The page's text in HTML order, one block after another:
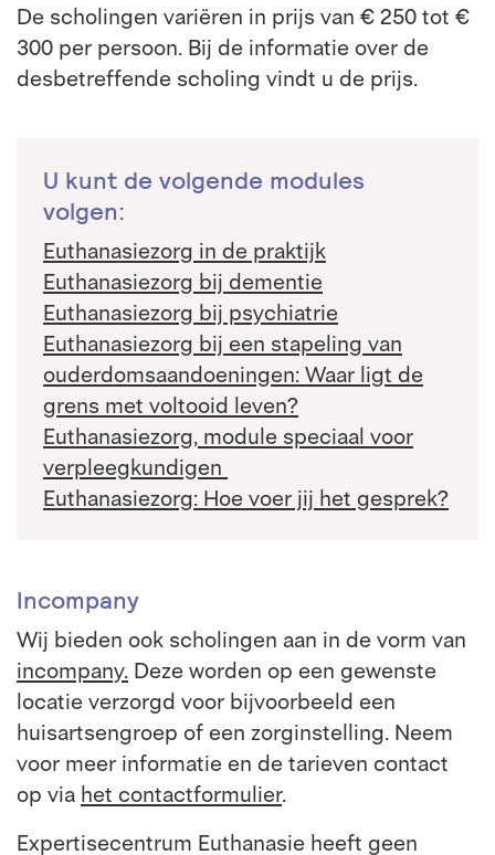
De scholingen variëren in prijs van € 250 tot €
300 per persoon. Bij de informatie over de
desbetreffende scholing vindt u de prijs.
U kunt de volgende modules
volgen:
Euthanasiezorg in de praktijk
Euthanasiezorg bij dementie
Euthanasiezorg bij psychiatrie
Euthanasiezorg bij een stapeling van
ouderdomsaandoeningen: Waar ligt de
grens met voltooid leven?
Euthanasiezorg, module speciaal voor
verpleegkundigen
Euthanasiezorg: Hoe voer jij het gesprek?
Incompany
Wij bieden ook scholingen aan in de vorm van
incompany. Deze worden op een gewenste
locatie verzorgd voor bijvoorbeeld een
huisartsengroep of een zorginstelling. Neem
voor meer informatie en de tarieven contact
op via het contactformulier.
Expertisecentrum Euthanasie heeft geen